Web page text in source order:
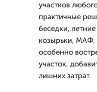
участков
практичные
беседки,
козырьки, МАФ,
особенно
участок,
лишних затрат.